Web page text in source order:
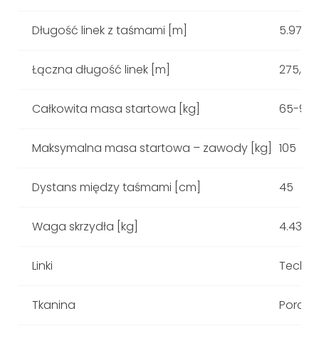
Długość linek z taśmami [m] 5.97
Łączna długość linek [m] 275,56
Całkowita masa startowa [kg] 65-90
Maksymalna masa startowa – zawody [kg] 105
Dystans między taśmami [cm] 45
Waga skrzydła [kg] 4.43
Linki
Tkanina